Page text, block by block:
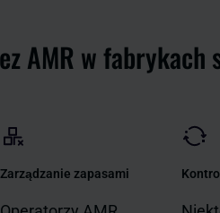
AMR w fabrykach
Zarządzanie zapasami